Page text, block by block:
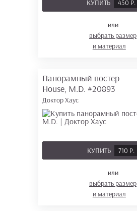
КУПИТЬ 450 Р.
или
выбрать размер
и материал
Панорамный постер
House, M.D. #20893
Доктор Хаус
КУПИТЬ 710 Р.
или
выбрать размер
и материал